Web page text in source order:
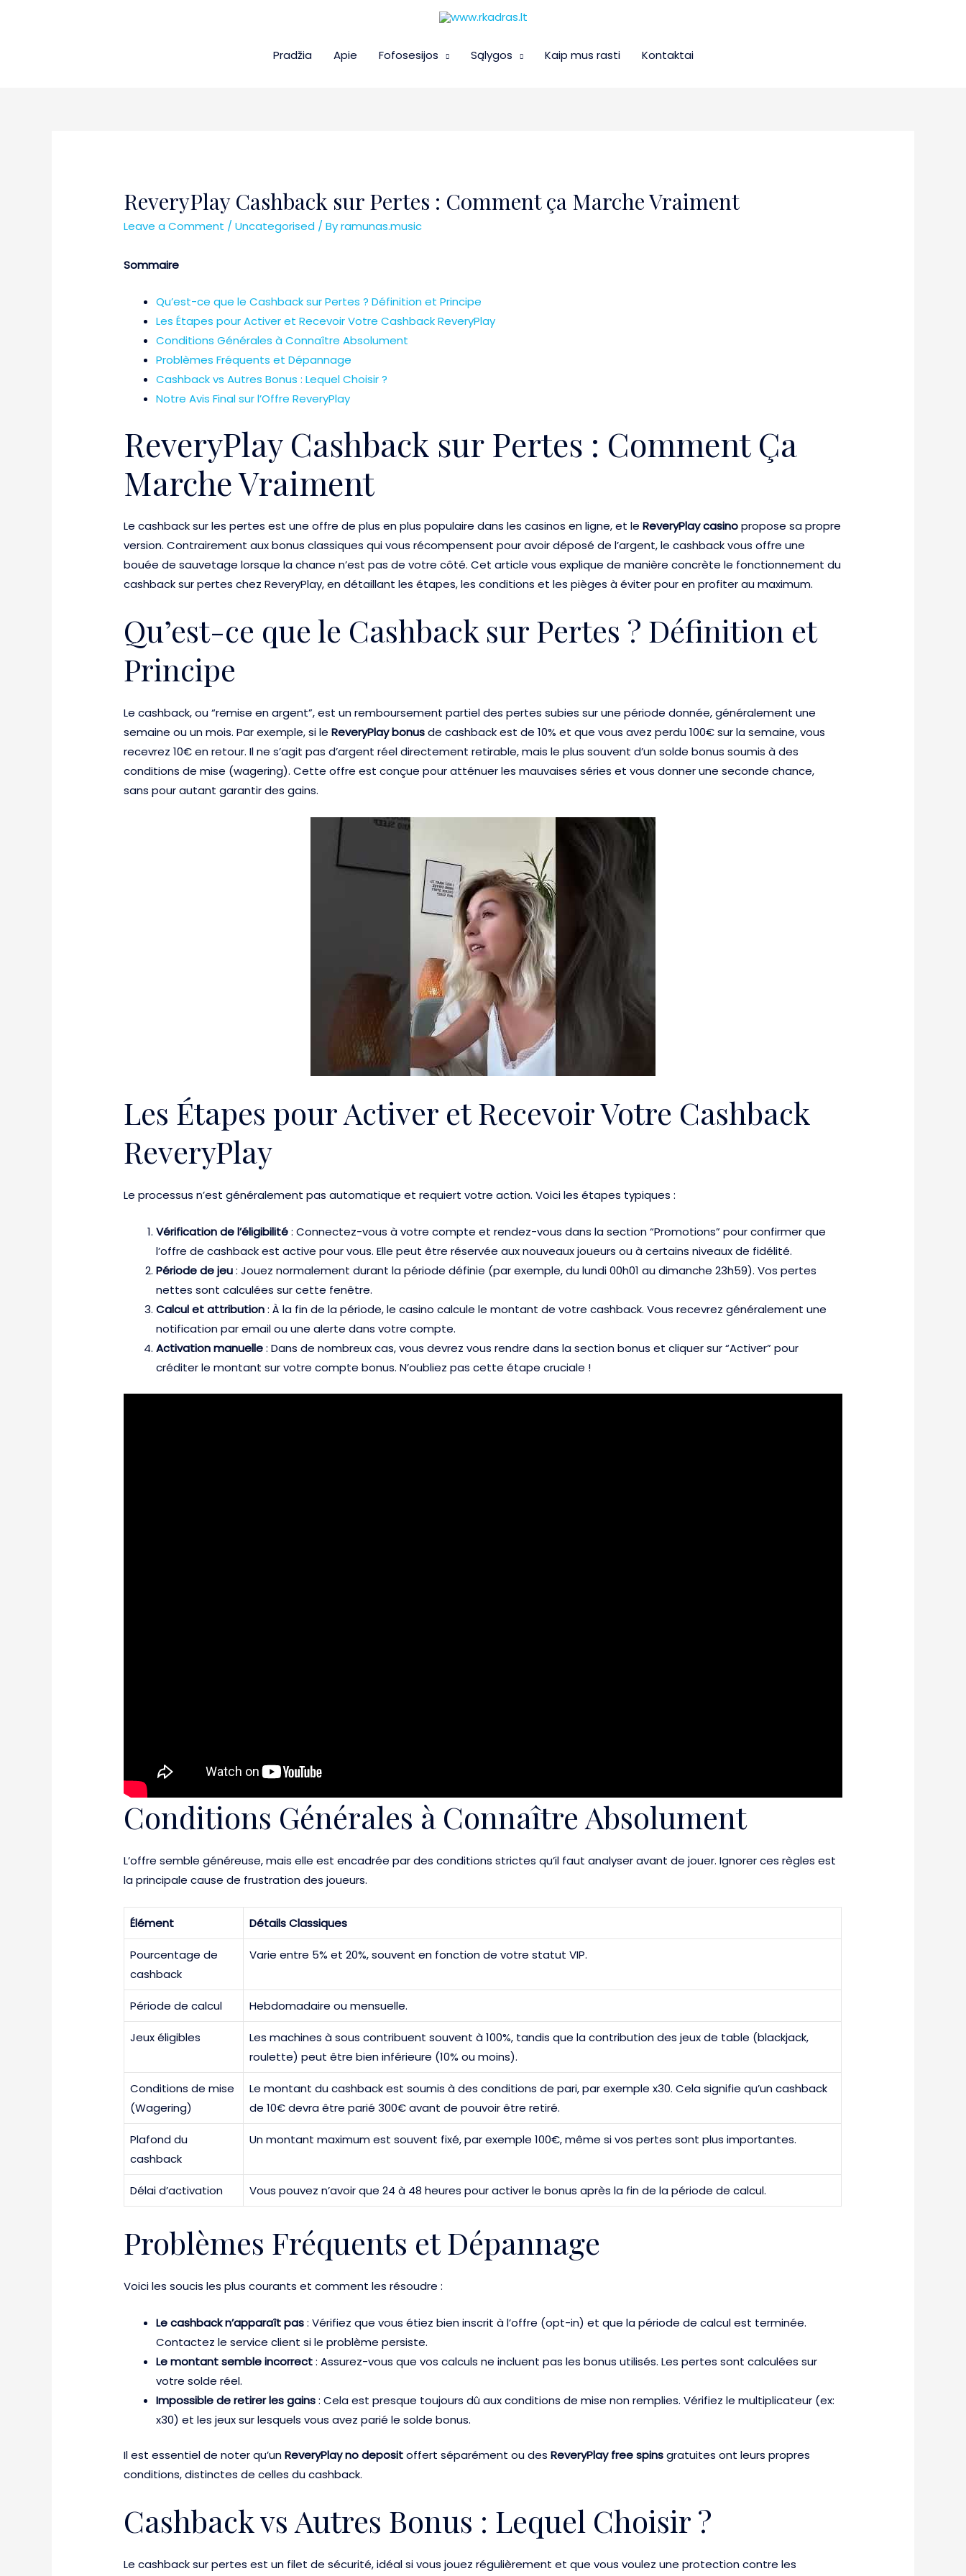
Pradžia Apie Fofosesijos Sąlygos Kaip mus rasti Kontaktai
ReveryPlay Cashback sur Pertes : Comment ça Marche Vraiment
Leave a Comment /Uncategorised / Byramunas.music
Sommaire
Qu’est-ce que le Cashback sur Pertes ? Définition et Principe
Les Étapes pour Activer et Recevoir Votre Cashback ReveryPlay
Conditions Générales à Connaître Absolument
Problèmes Fréquents et Dépannage
Cashback vs Autres Bonus : Lequel Choisir ?
Notre Avis Final sur l’Offre ReveryPlay
ReveryPlay Cashback sur Pertes : Comment Ça
Marche Vraiment
Le cashback sur les pertes est une offre de plus en plus populaire dans les casinos en ligne, et leReveryPlay casinopropose sa propre
version. Contrairement aux bonus classiques qui vous récompensent pour avoir déposé de l’argent, le cashback vous offre une
bouée de sauvetage lorsque la chance n’est pas de votre côté. Cet article vous explique de manière concrète le fonctionnement du
cashback sur pertes chez ReveryPlay, en détaillant les étapes, les conditions et les pièges à éviter pour en profiter au maximum.
Qu’est-ce que le Cashback sur Pertes ? Définition et
Principe
Le cashback, ou “remise en argent”, est un remboursement partiel des pertes subies sur une période donnée, généralement une
semaine ou un mois. Par exemple, si leReveryPlay bonusde cashback est de 10% et que vous avez perdu 100€ sur la semaine, vous
recevrez 10€ en retour. Il ne s’agit pas d’argent réel directement retirable, mais le plus souvent d’un solde bonus soumis à des
conditions de mise (wagering). Cette offre est conçue pour atténuer les mauvaises séries et vous donner une seconde chance,
sans pour autant garantir des gains.
Les Étapes pour Activer et Recevoir Votre Cashback
ReveryPlay
Le processus n’est généralement pas automatique et requiert votre action. Voici les étapes typiques :
Vérification de l’éligibilité: Connectez-vous à votre compte et rendez-vous dans la section “Promotions” pour confirmer que
l’offre de cashback est active pour vous. Elle peut être réservée aux nouveaux joueurs ou à certains niveaux de fidélité.
Période de jeu: Jouez normalement durant la période définie (par exemple, du lundi 00h01 au dimanche 23h59). Vos pertes
nettes sont calculées sur cette fenêtre.
Calcul et attribution: À la fin de la période, le casino calcule le montant de votre cashback. Vous recevrez généralement une
notification par email ou une alerte dans votre compte.
Activation manuelle: Dans de nombreux cas, vous devrez vous rendre dans la section bonus et cliquer sur “Activer” pour
créditer le montant sur votre compte bonus. N’oubliez pas cette étape cruciale !
Conditions Générales à Connaître Absolument
L’offre semble généreuse, mais elle est encadrée par des conditions strictes qu’il faut analyser avant de jouer. Ignorer ces règles est
la principale cause de frustration des joueurs.
Élément Détails Classiques
Pourcentage de
cashback
Varie entre 5% et 20%, souvent en fonction de votre statut VIP.
Période de calcul Hebdomadaire ou mensuelle.
Jeux éligibles
Les machines à sous contribuent souvent à 100%, tandis que la contribution des jeux de table (blackjack,
roulette) peut être bien inférieure (10% ou moins).
Conditions de mise
(Wagering)
Le montant du cashback est soumis à des conditions de pari, par exemple x30. Cela signifie qu’un cashback
de 10€ devra être parié 300€ avant de pouvoir être retiré.
Plafond du
cashback
Un montant maximum est souvent fixé, par exemple 100€, même si vos pertes sont plus importantes.
Délai d’activation Vous pouvez n’avoir que 24 à 48 heures pour activer le bonus après la fin de la période de calcul.
Problèmes Fréquents et Dépannage
Voici les soucis les plus courants et comment les résoudre :
Le cashback n’apparaît pas: Vérifiez que vous étiez bien inscrit à l’offre (opt-in) et que la période de calcul est terminée.
Contactez le service client si le problème persiste.
Le montant semble incorrect: Assurez-vous que vos calculs ne incluent pas les bonus utilisés. Les pertes sont calculées sur
votre solde réel.
Impossible de retirer les gains: Cela est presque toujours dû aux conditions de mise non remplies. Vérifiez le multiplicateur (ex:
x30) et les jeux sur lesquels vous avez parié le solde bonus.
Il est essentiel de noter qu’unReveryPlay no depositoffert séparément ou desReveryPlay free spinsgratuites ont leurs propres
conditions, distinctes de celles du cashback.
Cashback vs Autres Bonus : Lequel Choisir ?
Le cashback sur pertes est un filet de sécurité, idéal si vous jouez régulièrement et que vous voulez une protection contre les